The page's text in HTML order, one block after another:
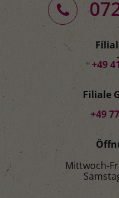
+49
Filiale
+49
Mittwoch-